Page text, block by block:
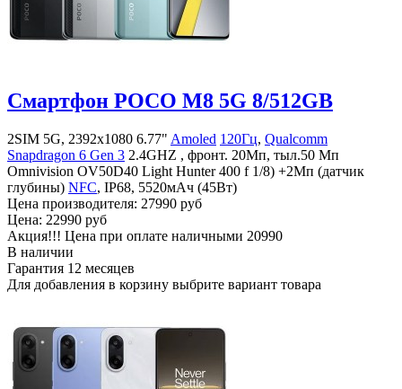
Смартфон POCO M8 5G 8/512GB
2SIM 5G, 2392x1080 6.77" Amoled 120Гц, Qualcomm
Snapdragon 6 Gen 3 2.4GHZ , фронт. 20Мп, тыл.50 Мп
Omnivision OV50D40 Light Hunter 400 f 1/8) +2Мп (датчик
глубины) NFC, IP68, 5520мАч (45Вт)
Цена производителя: 27990 руб
Цена: 22990 руб
Акция!!! Цена при оплате наличными 20990
В наличии
Гарантия 12 месяцев
Для добавления в корзину выбрите вариант товара